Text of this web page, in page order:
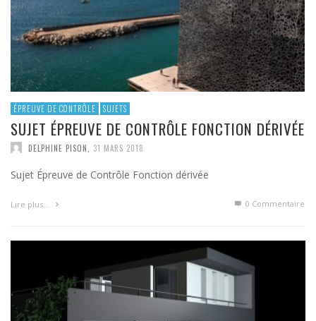
ÉPREUVE DE CONTRÔLE SUJETS
SUJET ÉPREUVE DE CONTRÔLE FONCTION DÉRIVÉE
DELPHINE PISON 31 MARS 2018
Sujet Épreuve de Contrôle Fonction dérivée
Lire plus… 0 Commentaire